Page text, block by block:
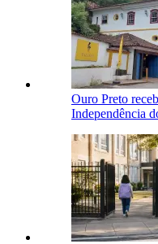
Ouro Preto
Independência